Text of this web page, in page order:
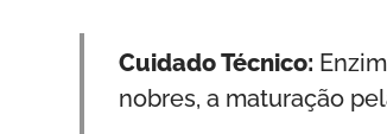
Cuidado Técnico:
nobres, a maturação